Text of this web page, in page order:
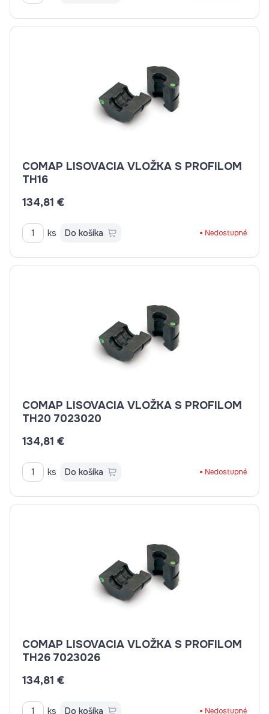
COMAP LISOVACIA VLOŽKA S PROFILOM
TH16
134,81 €
ks Do košíka Nedostupné
COMAP LISOVACIA VLOŽKA S PROFILOM
TH20 7023020
134,81 €
ks Do košíka Nedostupné
COMAP LISOVACIA VLOŽKA S PROFILOM
TH26 7023026
134,81 €
ks Do košíka Nedostupné